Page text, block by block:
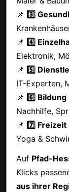
📌 3️⃣
📌 4️⃣
Elektronik,
📌 5️⃣
IT-Experten,
📌 6️⃣
Nachhilfe,
📌 7️⃣ Freizeit
Yoga &
Auf Pfad-
Klicks
aus ihrer